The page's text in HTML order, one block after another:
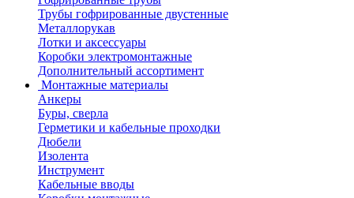
Трубы гофрированные двустенные
Металлорукав
Лотки и аксессуары
Коробки электромонтажные
Дополнительный ассортимент
Монтажные материалы
Анкеры
Буры, сверла
Герметики и кабельные проходки
Дюбели
Изолента
Инструмент
Кабельные вводы